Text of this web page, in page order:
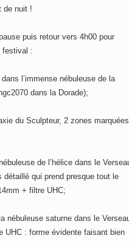
de nuit !
puis retour vers 4h00 pour
festival :
l’immense nébuleuse de la
dans la Dorade);
du Sculpteur, 2 zones
de l’hélice dans le
détaillé qui prend presque tout le
+ filtre UHC;
nébuleuse saturne dans le
UHC : forme évidente faisant bien